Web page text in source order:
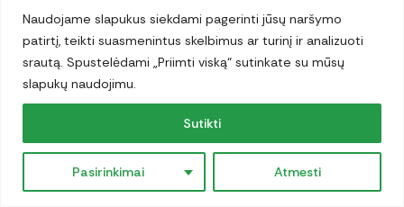
Naudojame slapukus siekdami pagerinti jūsų naršymo
patirtį, teikti suasmenintus skelbimus ar turinį ir analizuoti
srautą. Spustelėdami „Priimti viską“ sutinkate su mūsų
slapukų naudojimu.
Pasirinkimai Atmesti
Sutikti
Pneumokokų skiepai
Apsauga nuo pneumokokinės infekcijos — plaučių
uždegimo, meningito.